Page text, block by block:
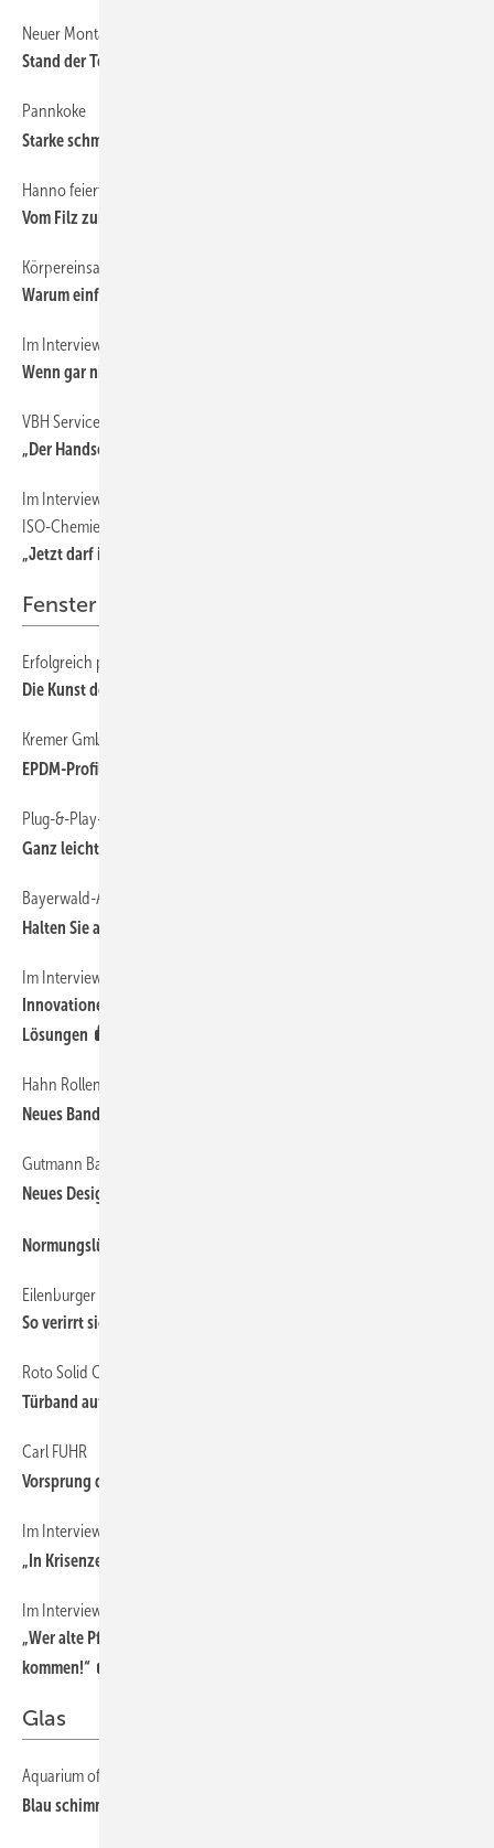
Neuer Montageleitfaden
Stand der Technik aktualisiert
Pannkoke
Starke schmale Akku-Heber
Hanno feiert rundes Jubiläum
Vom Filz zum Hannoband
Körpereinsatz ist auf die Dauer gesehen gefährlich
Warum einfach, wenn es auch schwer geht?
Im Interview mit Michael Mittler von SFS intec
Wenn gar nichts mehr hält, greift die Mauerwerksklemme
VBH Servicemobil
„Der Handschlag fehlt“
Im Interview mit Thomas Reinert, Verkaufsleiter Fenstermontage bei
ISO-Chemie
„Jetzt darf ich wieder fachgerechte Fenstermontagen begleiten“
Fenster
Erfolgreich präsentieren
Die Kunst des Verk aufens
Kremer Gmbh
EPDM-Profile filigran und passgenau
Plug-&-Play-Technik für Fensterkontakte
Ganz leicht montiert
Bayerwald-Akquisition
Halten Sie an der Marke Bayerwald fest, Herr Küblbeck?
Im Interview mit Dr. Frederik Lehner
Innovationen, neue Kommunikations-Formen und digitale
Lösungen
Hahn Rollenband AT
Neues Band, neues Online-Tool
Gutmann Bausysteme sagt schon jetzt BAU 2021 ab
Neues Design, neue Produkte und weite Horizonte
Normungslücken gestopft
Eilenburger Hafencity-Fenster
So verirrt sich der Lärm im Fenster
Roto Solid C
Türband auf Premiumniveau
Carl FUHR
Vorsprung durch Spezialisierung
Im Interview mit Klaus Gayko
„In Krisenzeiten zeigt sich der wahre Wert einer Partnerschaft!“
Im Interview mit Oliver Frey
„Wer alte Pfade nicht verlassen möchte, wird an seine Grenzen
kommen!“
Glas
Aquarium of the Pacific, Long Beach, Kalifornien
Blau schimmernde Facettengläser